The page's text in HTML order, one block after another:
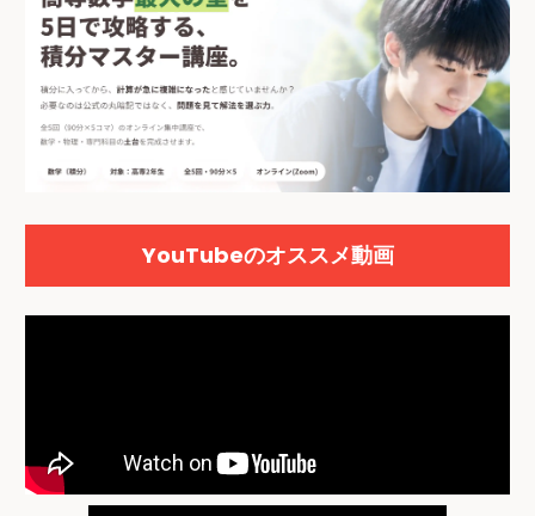
YouTubeのオススメ動画